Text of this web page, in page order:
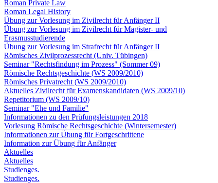
Roman Private Law
Roman Legal History
Übung zur Vorlesung im Zivilrecht für Anfänger II
Übung zur Vorlesung im Zivilrecht für Magister- und
Erasmusstudierende
Übung zur Vorlesung im Strafrecht für Anfänger II
Römisches Zivilprozessrecht (Univ. Tübingen)
Seminar "Rechtsfindung im Prozess" (Sommer 09)
Römische Rechtsgeschichte (WS 2009/2010)
Römisches Privatrecht (WS 2009/2010)
Aktuelles Zivilrecht für Examenskandidaten (WS 2009/10)
Repetitorium (WS 2009/10)
Seminar "Ehe und Familie"
Informationen zu den Prüfungsleistungen 2018
Vorlesung Römische Rechtsgeschichte (Wintersemester)
Informationen zur Übung für Fortgeschrittene
Information zur Übung für Anfänger
Aktuelles
Aktuelles
Studienges.
Studienges.